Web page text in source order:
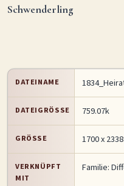
Schwenderling
DATEINAME
DATEIGRÖSSE 759.07k
GRÖSSE 1700 x 2338
VERKNÜPFT
MIT
Familie: